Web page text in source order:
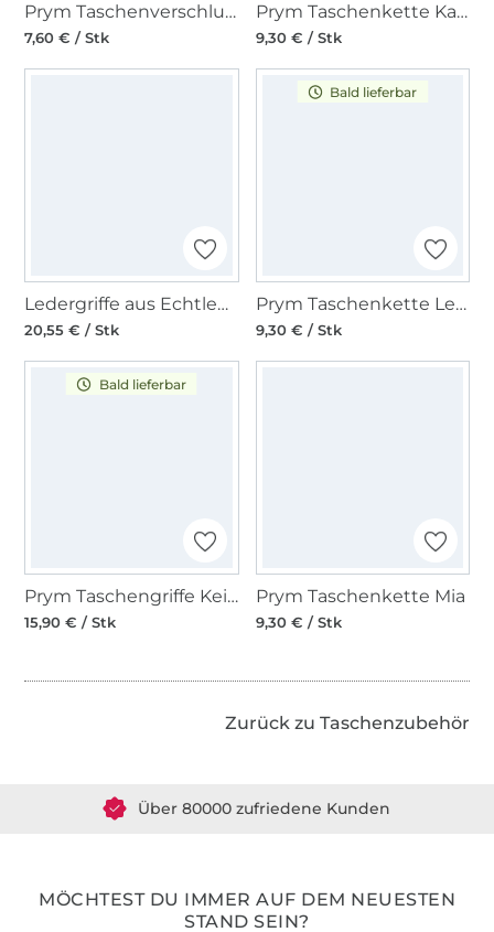
Prym Taschenverschluss Linda
7,60 € / Stk
Prym Taschenkette Kate gold
9,30 € / Stk
Ledergriffe aus Echtleder 55 x 2cm, cognac
20,55 € / Stk
Bald lieferbar
Prym Taschenkette Leandra altmessing
9,30 € / Stk
Bald lieferbar
Prym Taschengriffe Keiko
15,90 € / Stk
Prym Taschenkette Mia
9,30 € / Stk
Zurück zu Taschenzubehör
Über 1.8 Millionen Meter Stoff versandfertig
MÖCHTEST DU IMMER AUF DEM NEUESTEN
STAND SEIN?